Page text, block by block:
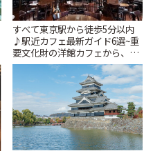
すべて東京駅から徒歩5分以内
♪駅近カフェ最新ガイド6選~重
要文化財の洋館カフェから、改
札すぐのレトロ喫茶まで~ | こと